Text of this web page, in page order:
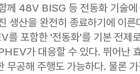
께 48V BISG 등 전동화 기술
생산을 완전히 종료하기에 이
를 포함한 '전동화'를 기본 전제
가 대응할 수 있다. 뛰어난
무공해 주행도 가능하다. 물론